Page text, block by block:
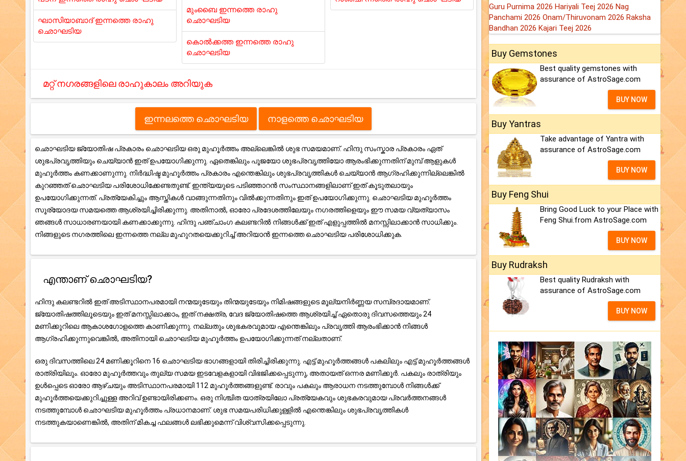
ഘാസിയാബാദ് ഇന്നത്തെ രാഹു
ഛൊഘടിയ
മുംബൈ ഇന്നത്തെ രാഹു
ഛൊഘടിയ
കൊൽക്കത്ത ഇന്നത്തെ രാഹു
ഛൊഘടിയ
മറ്റ് നഗരങ്ങളിലെ രാഹുകാലം അറിയുക
ഇന്നലത്തെ ഛൊഘടിയ നാളത്തെ ഛൊഘടിയ
ഛൊഘടിയ ജ്യോതിഷ പ്രകാരം ഛൊഘടിയ ഒരു മുഹൂർത്തം അല്ലെങ്കിൽ ശുഭ സമയമാണ്. ഹിന്ദു സംസ്കാര പ്രകാരം ഏത്
ശുഭപ്രവൃത്തിയും ചെയ്യാൻ ഇത് ഉപയോഗിക്കുന്നു. ഏതെങ്കിലും പൂജയോ ശുഭപ്രവൃത്തിയോ ആരംഭിക്കുന്നതിന് മുമ്പ് ആളുകൾ
മുഹൂർത്തം കണക്കാണുന്നു. നിർദ്ധിഷ്ട മുഹൂർത്തം പ്രകാരം എന്തെങ്കിലും ശുഭപ്രവൃത്തികൾ ചെയ്യാൻ ആഗ്രഹിക്കുന്നില്ലെങ്കിൽ
കുറഞ്ഞത് ഛൊഘടിയ പരിശോധിക്കേണ്ടതുണ്ട്. ഇന്ത്യയുടെ പടിഞ്ഞാറൻ സംസ്ഥാനങ്ങളിലാണ് ഇത് കൂടുതലായും
ഉപയോഗിക്കുന്നത്. പ്രത്യേകിച്ചും ആസ്തികൾ വാങ്ങുന്നതിനും വിൽക്കുന്നതിനും ഇത് ഉപയോഗിക്കുന്നു. ഛൊഘടിയ മുഹൂർത്തം
സൂര്യോദയ സമയത്തെ ആശ്രയിച്ചിരിക്കുന്നു. അതിനാൽ, ഓരോ പ്രദേശത്തിലേയും നഗരത്തിളെയും ഈ സമയ വ്യത്യാസം
ഞങ്ങൾ സാധാരണയായി കണക്കാക്കുന്നു. ഹിന്ദു പഞ്ചാംഗ കലണ്ടറിൽ നിങ്ങൾക്ക് ഇത് എളുപ്പത്തിൽ മനസ്സിലാക്കാൻ സാധിക്കും.
നിങ്ങളുടെ നഗരത്തിലെ ഇന്നത്തെ നല്ല മുഹുറതയെക്കുറിച്ച് അറിയാൻ ഇന്നത്തെ ഛൊഘടിയ പരിശോധിക്കുക.
എന്താണ് ഛൊഘടിയ?
ഹിന്ദു കലണ്ടറിൽ ഇത് അടിസ്ഥാനപരമായി നന്മയുടേയും തിന്മയുടേയും നിമിഷങ്ങളുടെ മൂല്യനിർണ്ണയ സമ്പ്രദായമാണ്.
ജ്യോതിഷത്തിലൂടെയും ഇത് മനസ്സിലാക്കാം, ഇത് നക്ഷത്ര, വേദ ജ്യോതിഷത്തെ ആശ്രയിച്ച് ഏതൊരു ദിവസത്തെയും 24
മണിക്കൂറിലെ ആകാശഗോളത്തെ കാണിക്കുന്നു. നല്ലതും ശുഭകരവുമായ എന്തെങ്കിലും പ്രവൃത്തി ആരംഭിക്കാൻ നിങ്ങൾ
ആഗ്രഹിക്കുന്നുവെങ്കിൽ, അതിനായി ഛൊഘടിയ മുഹൂർത്തം ഉപയോഗിക്കുന്നത് നല്ലതാണ്.
ഒരു ദിവസത്തിലെ 24 മണിക്കൂറിനെ 16 ഛൊഘടിയ ഭാഗങ്ങളായി തിരിച്ചിരിക്കുന്നു. എട്ട് മുഹൂർത്തങ്ങൾ പകലിലും എട്ട് മുഹൂർത്തങ്ങൾ
രാത്രിയിലും. ഓരോ മുഹൂർത്തവും തുല്യ സമയ ഇടവേളകളായി വിഭജിക്കപ്പെടുന്നു, അതായത് ഒന്നര മണിക്കൂർ. പകലും രാത്രിയും
ഉൾപ്പെടെ ഓരോ ആഴ്ചയും അടിസ്ഥാനപരമായി 112 മുഹൂർത്തങ്ങളുണ്ട്. രാവും പകലും ആരാധന നടത്തുമ്പോൾ നിങ്ങൾക്ക്
മുഹൂർത്തയെക്കുറിച്ചുള്ള അറിവ് ഉണ്ടായിരിക്കണം. ഒരു നിശ്ചിത യാത്രയിലോ പ്രത്യേകവും ശുഭകരവുമായ പ്രവർത്തനങ്ങൾ
നടത്തുമ്പോൾ ഛൊഘടിയ മുഹൂർത്തം പ്രധാനമാണ്. ശുഭ സമയപരിധിക്കുള്ളിൽ എന്തെങ്കിലും ശുഭപ്രവൃത്തികൾ
നടത്തുകയാണെങ്കിൽ, അതിന് മികച്ച ഫലങ്ങൾ ലഭിക്കുമെന്ന് വിശ്വസിക്കപ്പെടുന്നു.
Guru Purnima 2026 Hariyali Teej 2026 Nag
Panchami 2026 Onam/Thiruvonam 2026 Raksha
Bandhan 2026 Kajari Teej 2026
Buy Gemstones
Best quality gemstones with
assurance of AstroSage.com
BUY NOW
Buy Yantras
Take advantage of Yantra with
assurance of AstroSage.com
BUY NOW
Buy Feng Shui
Bring Good Luck to your Place with
Feng Shui.from AstroSage.com
BUY NOW
Buy Rudraksh
Best quality Rudraksh with
assurance of AstroSage.com
BUY NOW